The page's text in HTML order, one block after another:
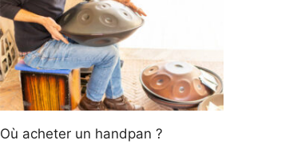
Où acheter un handpan ?